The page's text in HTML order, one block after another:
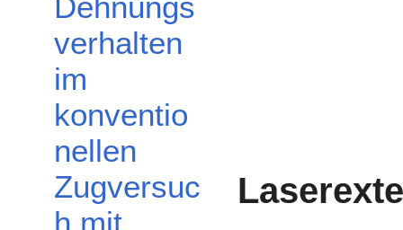
verhalten
im
konventio
nellen
Zugversuc
h mit